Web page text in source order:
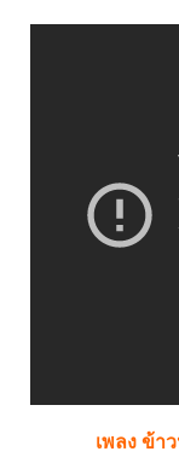
เพลง ข้า